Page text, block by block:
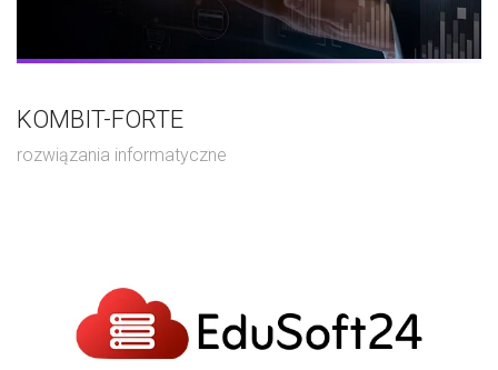
KOMBIT-FORTE
rozwiązania informatyczne